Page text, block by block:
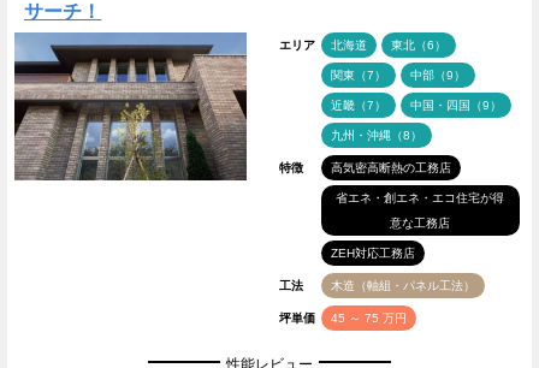
サーチ！
エリア 北海道 東北（6）
関東（7） 中部（9）
近畿（7） 中国・四国（9）
九州・沖縄（8）
特徴 高気密高断熱の工務店
省エネ・創エネ・エコ住宅が得
意な工務店
ZEH対応工務店
工法 木造（軸組・パネル工法）
坪単価 45 ～ 75 万円
性能レビュー